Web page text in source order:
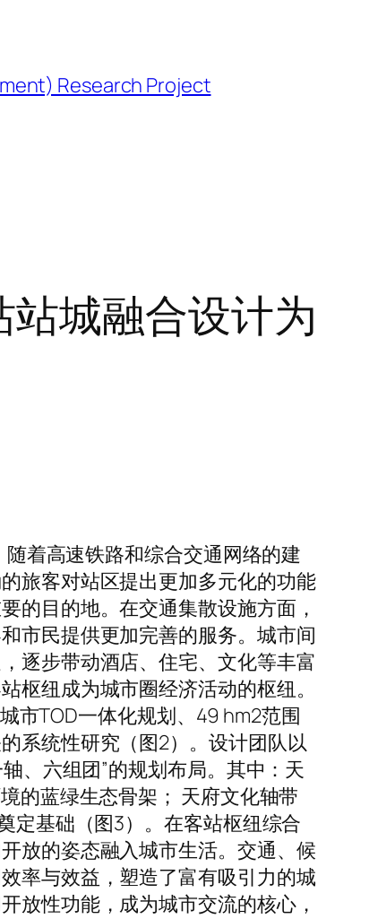
Research Project
城融合设计为
着高速铁路和综合交通网络的建
旅客对站区提出更加多元化的功能
的目的地。在交通集散设施方面，
市民提供更加完善的服务。城市间
逐步带动酒店、住宅、文化等丰富
枢纽成为城市圈经济活动的枢纽。
市TOD一体化规划、49 hm2范围
系统性研究（图2）。设计团队以
、六组团”的规划布局。其中：天
的蓝绿生态骨架； 天府文化轴带
定基础（图3）。在客站枢纽综合
放的姿态融入城市生活。交通、候
率与效益，塑造了富有吸引力的城
放性功能，成为城市交流的核心，